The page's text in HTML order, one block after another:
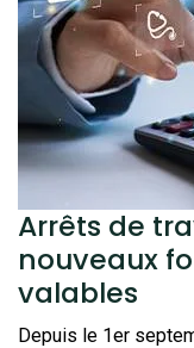
Arrêts de
nouveaux
valables
Depuis le 1er